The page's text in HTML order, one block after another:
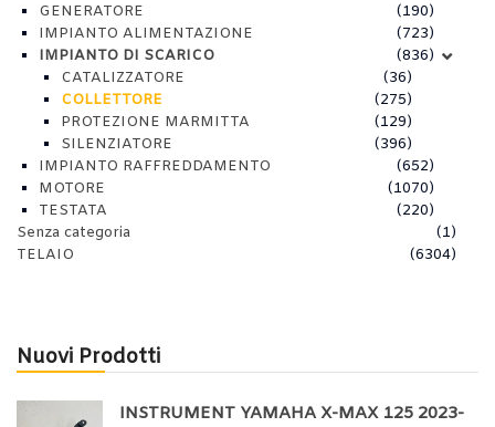
GENERATORE
(190)
IMPIANTO ALIMENTAZIONE
(723)
IMPIANTO DI SCARICO
(836)
CATALIZZATORE
(36)
COLLETTORE
(275)
PROTEZIONE MARMITTA
(129)
SILENZIATORE
(396)
IMPIANTO RAFFREDDAMENTO
(652)
MOTORE
(1070)
TESTATA
(220)
Senza categoria
(1)
TELAIO
(6304)
Nuovi Prodotti
INSTRUMENT YAMAHA X-MAX 125 2023-